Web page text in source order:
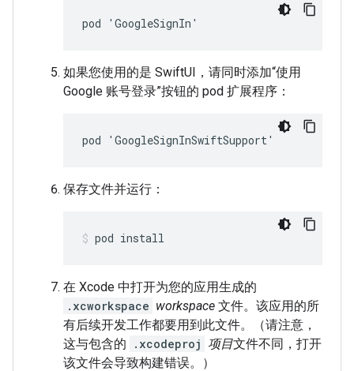
pod 'GoogleSignIn'
如果您使用的是 SwiftUI，请同时添加“使用
Google 账号登录”按钮的 pod 扩展程序：
pod 'GoogleSignInSwiftSupport'
保存文件并运行：
pod install
在 Xcode 中打开为您的应用生成的
.xcworkspace workspace 文件。该应用的所
有后续开发工作都要用到此文件。（请注意，
这与包含的
.xcodeproj 项目文件不同，打开
该文件会导致构建错误。）